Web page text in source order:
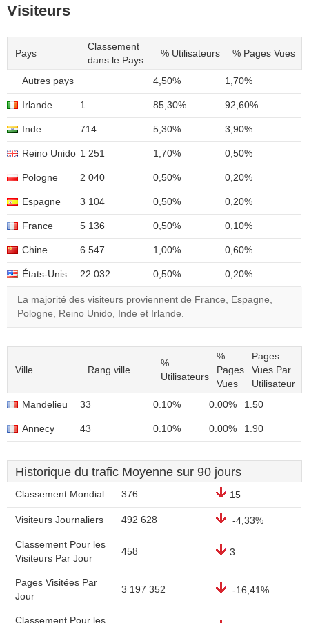
Visiteurs
Pays
Classement
dans le Pays
% Utilisateurs % Pages Vues
Autres pays 4,50% 1,70%
Irlande 1 85,30% 92,60%
Inde 714 5,30% 3,90%
Reino Unido 1 251 1,70% 0,50%
Pologne 2 040 0,50% 0,20%
Espagne 3 104 0,50% 0,20%
France 5 136 0,50% 0,10%
Chine 6 547 1,00% 0,60%
États-Unis 22 032 0,50% 0,20%
La majorité des visiteurs proviennent de France, Espagne,
Pologne, Reino Unido, Inde et Irlande.
Ville Rang ville
%
Utilisateurs
%
Pages
Vues
Pages
Vues Par
Utilisateur
Mandelieu
33 0.10% 0.00% 1.50
Annecy 43 0.10% 0.00% 1.90
Historique du trafic Moyenne sur 90 jours
Classement Mondial 376 15
Visiteurs Journaliers 492 628 -4,33%
Classement Pour les
Visiteurs Par Jour
458 3
Pages Visitées Par
Jour
3 197 352 -16,41%
Classement Pour les